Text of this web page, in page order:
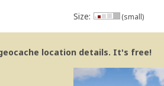
Size: (small)
location details. It's free!